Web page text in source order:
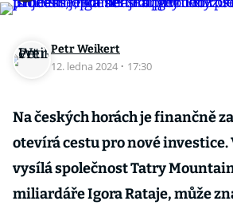
Petr Weikert
12. ledna 2024 · 17:30
Na českých horách je finančně
otevírá cestu pro nové investice.
vysílá společnost Tatry
miliardáře Igora Rataje, může